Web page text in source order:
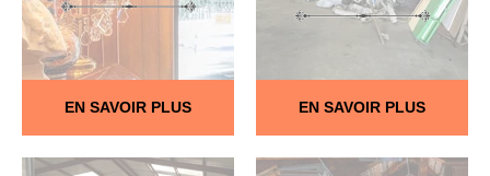
EN SAVOIR PLUS EN SAVOIR PLUS